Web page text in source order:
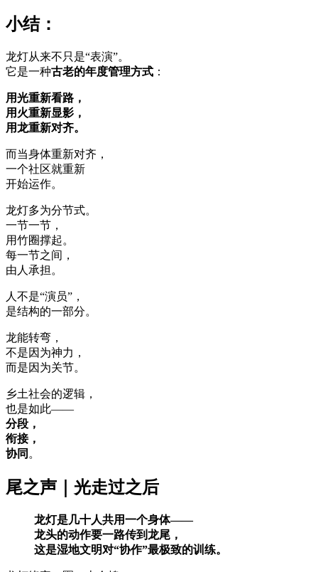
小结：
龙灯从来不只是“表演”。
它是一种古老的年度管理方式 ：
用光重新看路，
用火重新显影，
用龙重新对齐。
而当身体重新对齐，
一个社区就重新
开始运作。
龙灯多为分节式。
一节一节，
用竹圈撑起。
每一节之间，
由人承担。
人不是“演员”，
是结构的一部分。
龙能转弯，
不是因为神力，
而是因为关节。
乡土社会的逻辑，
也是如此——
分段，
衔接，
协同 。
尾之声｜光走过之后
龙灯是几十人共用一个身体——
龙头的动作要一路传到龙尾，
这是湿地文明对“协作”最极致的训练。